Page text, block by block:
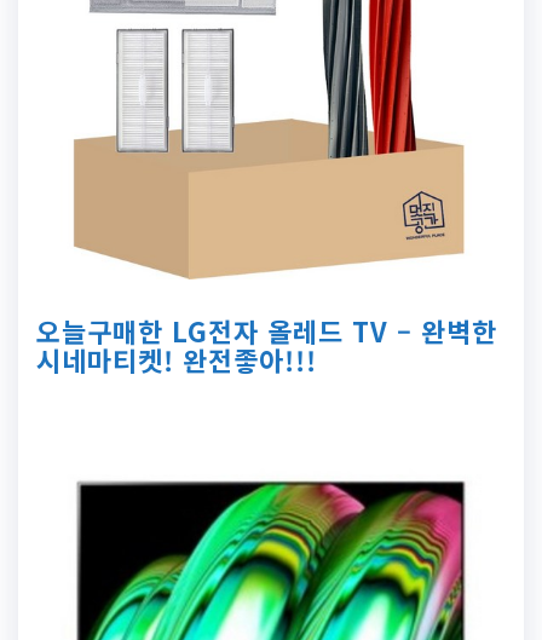
오늘구매한 LG전자 올레드 TV – 완벽한
시네마티켓! 완전좋아!!!